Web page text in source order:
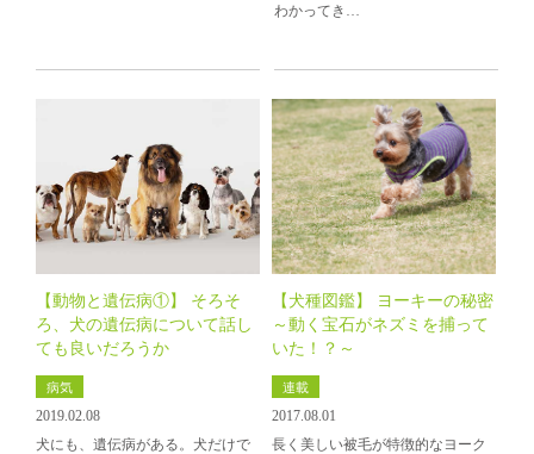
わかってき…
【動物と遺伝病①】 そろそ
ろ、犬の遺伝病について話し
ても良いだろうか
病気
2019.02.08
犬にも、遺伝病がある。犬だけで
【犬種図鑑】 ヨーキーの秘密
～動く宝石がネズミを捕って
いた！？～
連載
2017.08.01
長く美しい被毛が特徴的なヨーク